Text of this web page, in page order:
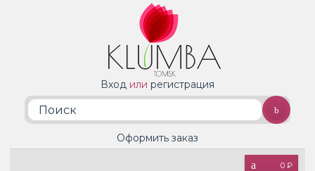
Вход или регистрация
0 ₽
Оформить заказ